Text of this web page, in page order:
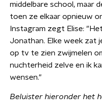
middelbare school, maar
toen ze elkaar opnieuw
Instagram zegt Elise:
Jonathan. Elke week zat
op tv te zien zwijmelen
nuchterheid zelve en ik
wensen."
Beluister hieronder het